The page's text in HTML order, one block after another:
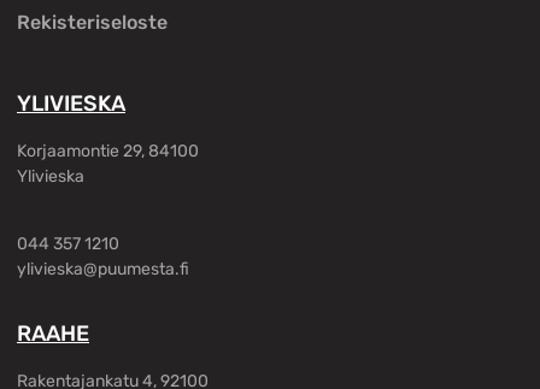
Rekisteriseloste
YLIVIESKA
Korjaamontie 29, 84100
Ylivieska
044 357 1210
ylivieska@puumesta.fi
RAAHE
Rakentajankatu 4, 92100